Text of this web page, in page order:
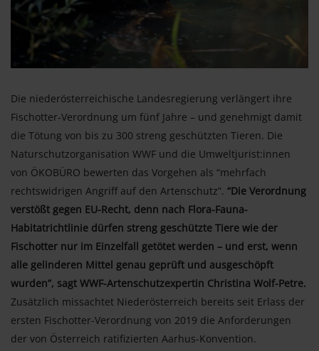
Die niederösterreichische Landesregierung verlängert ihre
Fischotter-Verordnung um fünf Jahre – und genehmigt damit
die Tötung von bis zu 300 streng geschützten Tieren. Die
Naturschutzorganisation WWF und die Umweltjurist:innen
von ÖKOBÜRO bewerten das Vorgehen als “mehrfach
rechtswidrigen Angriff auf den Artenschutz”. “Die Verordnung
verstößt gegen EU-Recht, denn nach Flora-Fauna-
Habitatrichtlinie dürfen streng geschützte Tiere wie der
Fischotter nur im Einzelfall getötet werden – und erst, wenn
alle gelinderen Mittel genau geprüft und ausgeschöpft
wurden”, sagt WWF-Artenschutzexpertin Christina Wolf-Petre.
Zusätzlich missachtet Niederösterreich bereits seit Erlass der
ersten Fischotter-Verordnung von 2019 die Anforderungen
der von Österreich ratifizierten Aarhus-Konvention.